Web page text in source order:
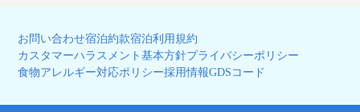
お問い合わせ宿泊約款宿泊利用規約
カスタマーハラスメント基本方針プライバシーポリシー
食物アレルギー対応ポリシー採用情報GDSコード